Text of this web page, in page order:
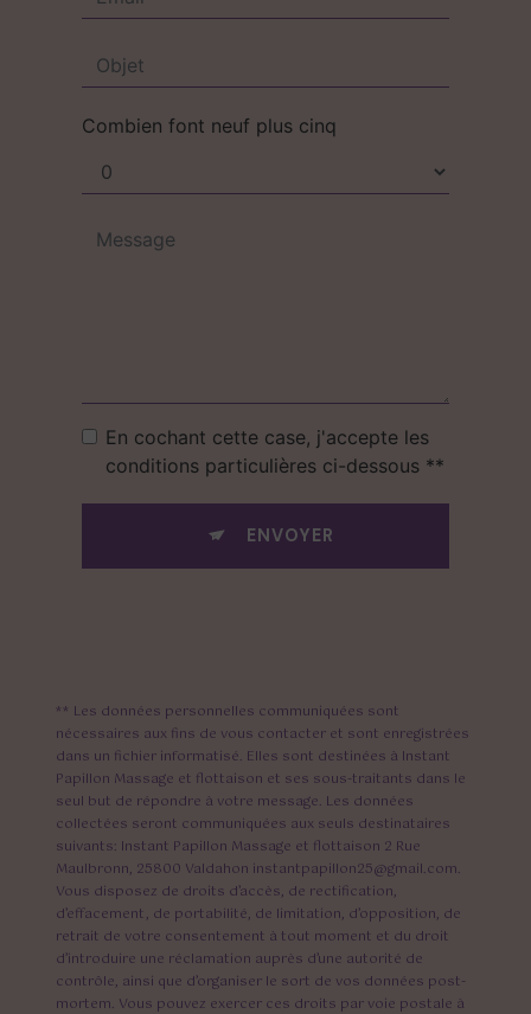
Combien font neuf plus cinq
En cochant cette case, j'accepte les
conditions particulières ci-dessous **
ENVOYER
** Les données personnelles communiquées sont
nécessaires aux fins de vous contacter et sont enregistrées
dans un fichier informatisé. Elles sont destinées à Instant
Papillon Massage et flottaison et ses sous-traitants dans le
seul but de répondre à votre message. Les données
collectées seront communiquées aux seuls destinataires
suivants: Instant Papillon Massage et flottaison 2 Rue
Maulbronn, 25800 Valdahon instantpapillon25@gmail.com.
Vous disposez de droits d’accès, de rectification,
d’effacement, de portabilité, de limitation, d’opposition, de
retrait de votre consentement à tout moment et du droit
d’introduire une réclamation auprès d’une autorité de
contrôle, ainsi que d’organiser le sort de vos données post-
mortem. Vous pouvez exercer ces droits par voie postale à